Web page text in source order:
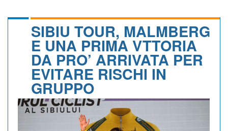
CALENDARIO
ALBI D'ORO
SIBIU TOUR, MALMBERG
E UNA PRIMA VTTORIA
DA PRO’ ARRIVATA PER
EVITARE RISCHI IN
GRUPPO